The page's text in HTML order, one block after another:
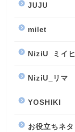
JUJU
milet
NiziU_ミイヒ
NiziU_リマ
YOSHIKI
お役立ちネタ